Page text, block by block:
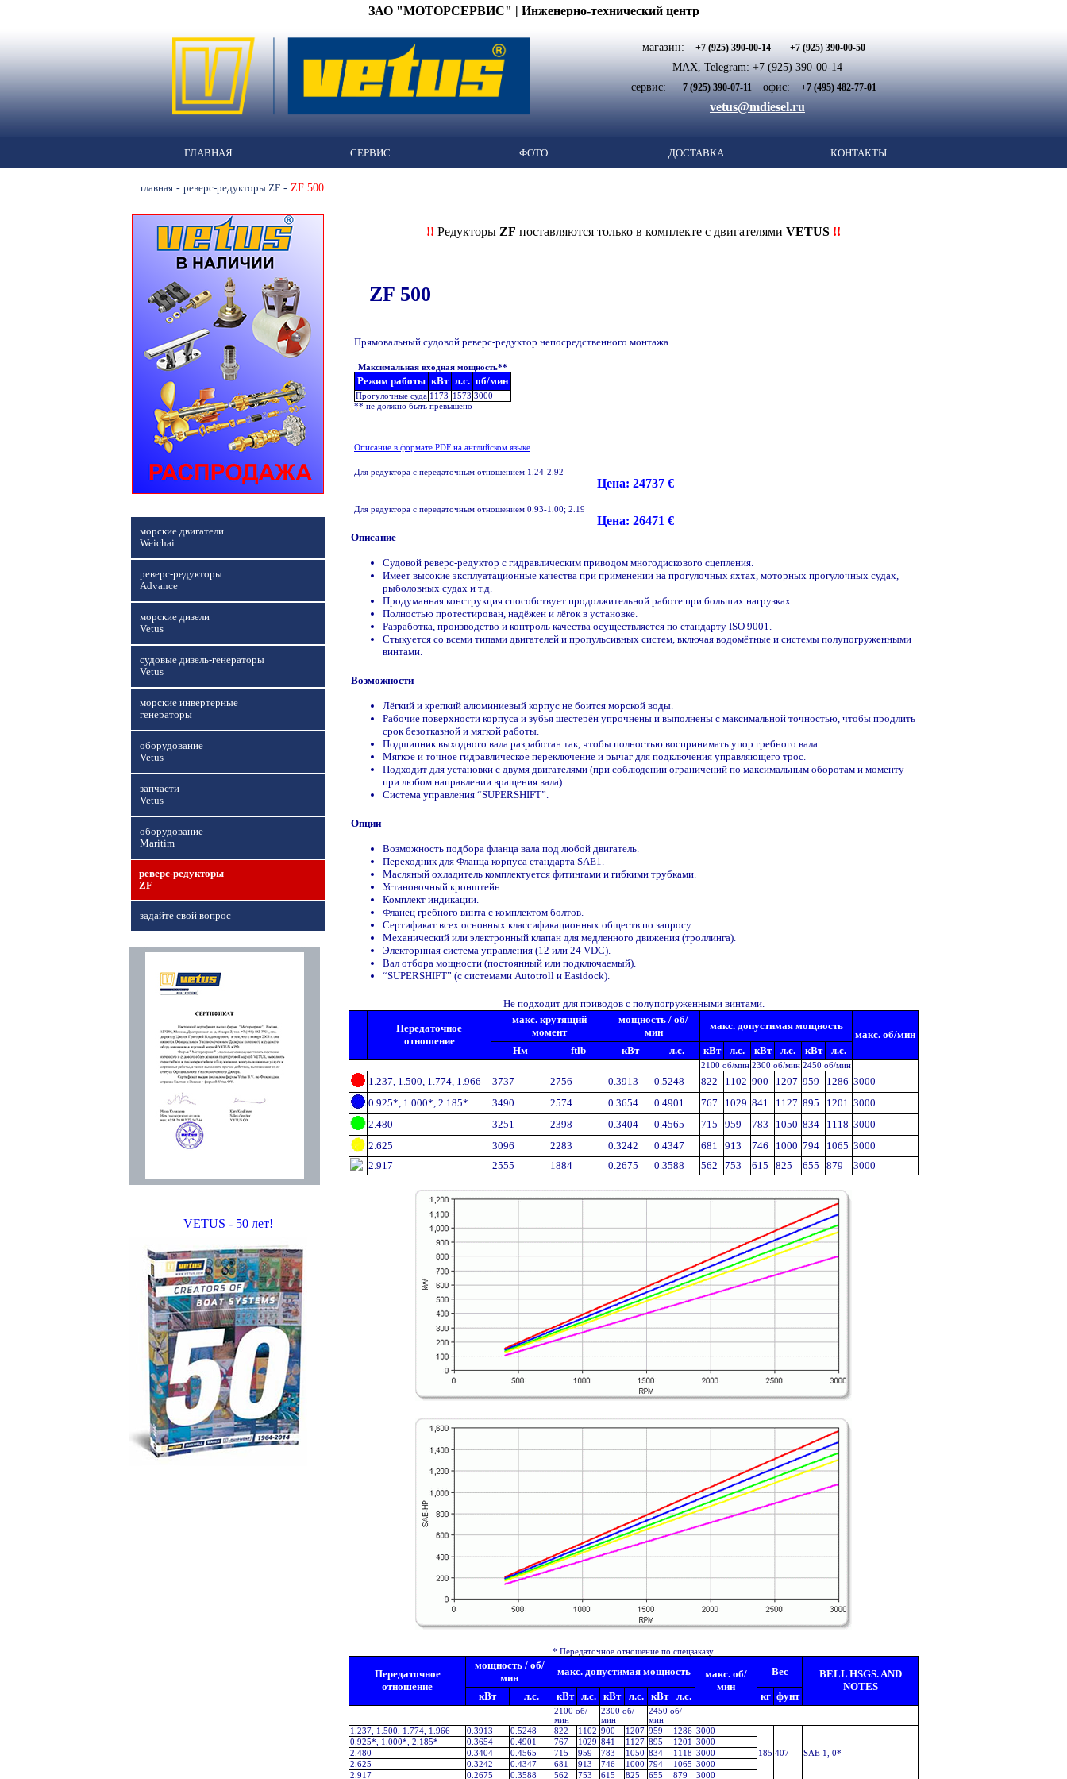
ЗАО "МОТОРСЕРВИС" | Инженерно-технический центр
магазин: +7 (925) 390-00-14 +7 (925) 390-00-50
MAX, Telegram: +7 (925) 390-00-14
сервис:
+7 (925) 390-07-11 офис: +7 (495) 482-77-01
vetus@mdiesel.ru
ГЛАВНАЯ СЕРВИС ФОТО ДОСТАВКА КОНТАКТЫ
главная - реверс-редукторы ZF - ZF 500
морские двигатели
Weichai
реверс-редукторы
Advance
морские дизели
Vetus
судовые дизель-генераторы
Vetus
морские инвертерные
генераторы
оборудование
Vetus
запчасти
Vetus
оборудование
Maritim
реверс-редукторы
ZF
задайте свой вопрос
VETUS - 50 лет!
!! Редукторы ZF поставляются только в комплекте с двигателями VETUS !!
ZF 500
Прямовальный судовой реверс-редуктор непосредственного монтажа
Максимальная входная мощность**
Режим работы кВт л.с. об/мин
Прогулочные суда 1173 1573 3000
** не должно быть превышено
Описание в формате PDF на английском языке
Для редуктора с передаточным отношением 1.24-2.92
Цена: 24737 €
Для редуктора с передаточным отношением 0.93-1.00; 2.19
Цена: 26471 €
Описание
Судовой реверс-редуктор с гидравлическим приводом многодискового сцепления.
Имеет высокие эксплуатационные качества при применении на прогулочных яхтах, моторных прогулочных судах,
рыболовных судах и т.д.
Продуманная конструкция способствует продолжительной работе при больших нагрузках.
Полностью протестирован, надёжен и лёгок в установке.
Разработка, производство и контроль качества осуществляется по стандарту ISO 9001.
Стыкуется со всеми типами двигателей и пропульсивных систем, включая водомётные и системы полупогруженными
винтами.
Возможности
Лёгкий и крепкий алюминиевый корпус не боится морской воды.
Рабочие поверхности корпуса и зубья шестерён упрочнены и выполнены с максимальной точностью, чтобы продлить
срок безотказной и мягкой работы.
Подшипник выходного вала разработан так, чтобы полностью воспринимать упор гребного вала.
Мягкое и точное гидравлическое переключение и рычаг для подключения управляющего трос.
Подходит для установки с двумя двигателями (при соблюдении ограничений по максимальным оборотам и моменту
при любом направлении вращения вала).
Система управления “SUPERSHIFT”.
Опции
Возможность подбора фланца вала под любой двигатель.
Переходник для Фланца корпуса стандарта SAE1.
Масляный охладитель комплектуется фитингами и гибкими трубками.
Установочный кронштейн.
Комплект индикации.
Фланец гребного винта с комплектом болтов.
Сертификат всех основных классификационных обществ по запросу.
Механический или электронный клапан для медленного движения (троллинга).
Электорнная система управления (12 или 24 VDC).
Вал отбора мощности (постоянный или подключаемый).
“SUPERSHIFT” (с системами Аutotroll и Easidock).
Не подходит для приводов с полупогруженными винтами.
Передаточное
отношение
макс. крутящий
момент
мощность / об/
мин
макс. допустимая мощность
макс. об/мин
Нм
ftlb кВт л.с. кВт л.с. кВт л.с. кВт л.с.
2100 об/мин 2300 об/мин 2450 об/мин
1.237, 1.500, 1.774, 1.966 3737 2756 0.3913 0.5248 822 1102 900 1207 959 1286 3000
0.925*, 1.000*, 2.185*
3490 2574 0.3654 0.4901 767 1029 841 1127 895 1201 3000
2.480
3251 2398 0.3404 0.4565 715 959 783 1050 834 1118 3000
2.625
3096 2283 0.3242 0.4347 681 913 746 1000 794 1065 3000
2.917
2555 1884 0.2675 0.3588 562 753 615 825 655 879 3000
* Передаточное отношение по спецзаказу.
Передаточное
отношение
мощность / об/
мин
макс. допустимая мощность
макс. об/
мин
Вес
BELL HSGS. AND
NOTES
кВт
л.с. кВт л.с. кВт л.с. кВт л.с. кг фунт
2100 об/
мин
2300 об/
мин
2450 об/
мин
1.237, 1.500, 1.774, 1.966
0.3913 0.5248 822 1102 900 1207 959 1286 3000
185 407 SAE 1, 0*
0.925*, 1.000*, 2.185* 0.3654 0.4901 767 1029 841 1127 895 1201
3000
2.480
0.3404 0.4565 715 959 783 1050 834 1118 3000
2.625
0.3242 0.4347 681 913 746 1000 794 1065 3000
2.917
0.2675 0.3588 562 753 615 825 655 879 3000